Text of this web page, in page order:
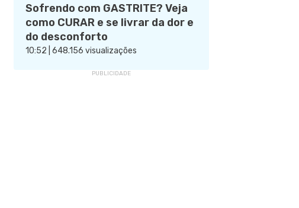
Sofrendo com GASTRITE? Veja
como CURAR e se livrar da dor e
do desconforto
10:52 | 648.156 visualizações